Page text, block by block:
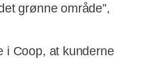
grønne område”,
i Coop, at kunderne